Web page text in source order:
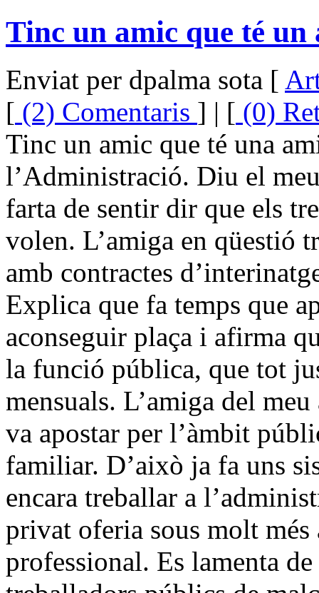
Tinc un amic que té un
Enviat per dpalma sota [
[ (2) Comentaris ] | [ (0)
Tinc un amic que té una
l’Administració. Diu el
farta de sentir dir que els
volen. L’amiga en qüestió
amb contractes
Explica que fa temps que
aconseguir plaça i afirma
la funció pública, que tot
mensuals. L’amiga del
va apostar per l’àmbit
familiar. D’això ja fa uns
encara treballar a
privat oferia sous molt
professional. Es lamenta